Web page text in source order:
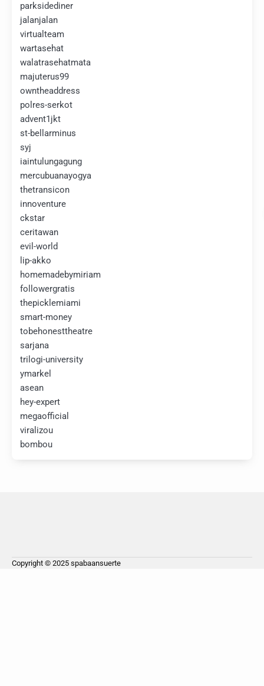
parksidediner
jalanjalan
virtualteam
wartasehat
walatrasehatmata
majuterus99
owntheaddress
polres-serkot
advent1jkt
st-bellarminus
syj
iaintulungagung
mercubuanayogya
thetransicon
innoventure
ckstar
ceritawan
evil-world
lip-akko
homemadebymiriam
followergratis
thepicklemiami
smart-money
tobehonesttheatre
sarjana
trilogi-university
ymarkel
asean
hey-expert
megaofficial
viralizou
bombou
Copyright © 2025 spabaansuerte